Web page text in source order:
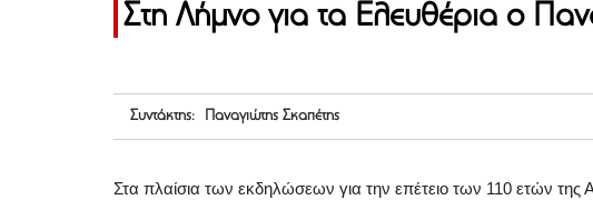
Στη Λήμνο για τα Ελευθέρια ο
Συντάκτης: Παναγιώτης Σκαπέτης
Στα πλαίσια των εκδηλώσεων για την επέτειο των 110 ετών